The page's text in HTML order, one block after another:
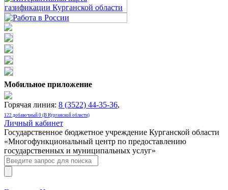
Мобильное приложение
Горячая линия: 8 (3522) 44-35-36,
122 добавочный 0 (В Курганской области)
Личный кабинет
Государственное бюджетное учреждение Курганской области
«Многофункциональный центр по предоставлению
государственных и муниципальных услуг»